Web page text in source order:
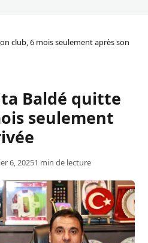
club, 6 mois seulement après son
Baldé quitte
seulement
6, 20251 min de lecture